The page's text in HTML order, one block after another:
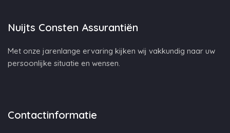
Nuijts Consten Assurantiën
Met onze jarenlange ervaring kijken wij vakkundig naar uw
persoonlijke situatie en wensen.
Contactinformatie